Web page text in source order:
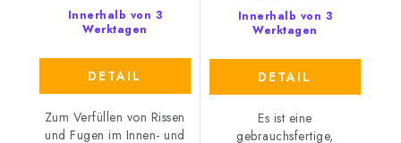
Innerhalb von 3
Werktagen
DETAIL
Zum Verfüllen von Rissen
und Fugen im Innen- und
Innerhalb von 3
Werktagen
DETAIL
Es ist eine
gebrauchsfertige,